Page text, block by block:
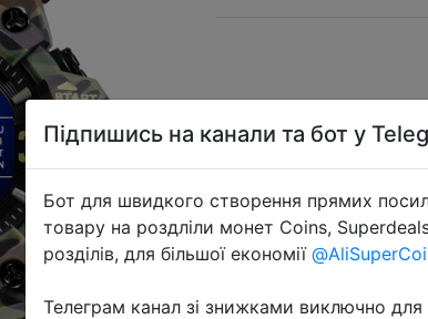
Підпишись на канали та бот у
Бот для швидкого створення прямих
товару на роздліли монет Coins,
розділів, для більшої економії
Телеграм канал зі знижками виключно для